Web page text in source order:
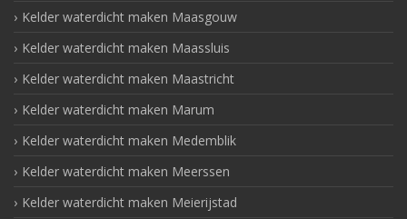
Kelder waterdicht maken Maasgouw
Kelder waterdicht maken Maassluis
Kelder waterdicht maken Maastricht
Kelder waterdicht maken Marum
Kelder waterdicht maken Medemblik
Kelder waterdicht maken Meerssen
Kelder waterdicht maken Meierijstad